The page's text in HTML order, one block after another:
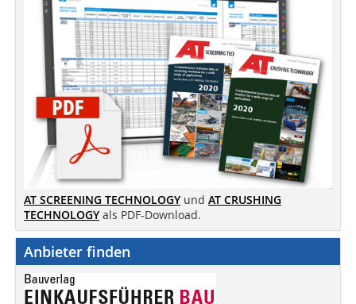
AT SCREENING TECHNOLOGY und AT CRUSHING
TECHNOLOGY als PDF-Download.
Anbieter finden